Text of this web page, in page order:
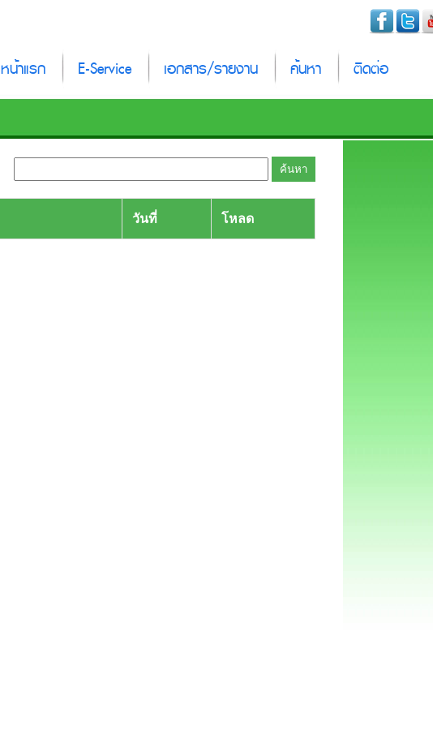
หน้าแรก E-Service เอกสาร/รายงาน ค้นหา ติดต่อ
วันที่ โหลด